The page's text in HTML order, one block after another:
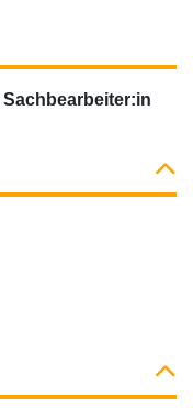
Sachbearbeiter:in